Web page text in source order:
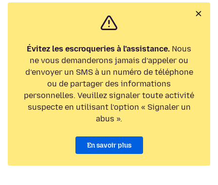
Évitez les escroqueries à l’assistance. Nous
ne vous demanderons jamais d’appeler ou
d’envoyer un SMS à un numéro de téléphone
ou de partager des informations
personnelles. Veuillez signaler toute activité
suspecte en utilisant l’option « Signaler un
abus ».
En savoir plus